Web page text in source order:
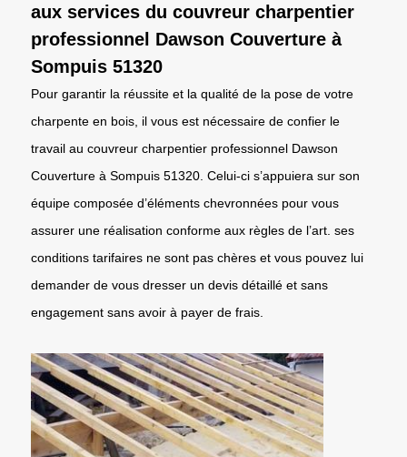
aux services du couvreur charpentier
professionnel Dawson Couverture à
Sompuis 51320
Pour garantir la réussite et la qualité de la pose de votre
charpente en bois, il vous est nécessaire de confier le
travail au couvreur charpentier professionnel Dawson
Couverture à Sompuis 51320. Celui-ci s’appuiera sur son
équipe composée d’éléments chevronnées pour vous
assurer une réalisation conforme aux règles de l’art. ses
conditions tarifaires ne sont pas chères et vous pouvez lui
demander de vous dresser un devis détaillé et sans
engagement sans avoir à payer de frais.